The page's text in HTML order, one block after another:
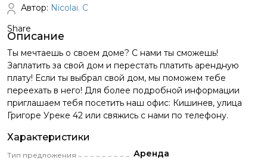
Описание
Ты мечтаешь о своем доме? С нами ты сможешь!
Заплатить за свой дом и перестать платить арендную
плату! Если ты выбрал свой дом, мы поможем тебе
переехать в него! Для более подробной информации
приглашаем тебя посетить наш офис: Кишинев, улица
Григоре Уреке 42 или свяжись с нами по телефону.
Характеристики
Тип предложения Аренда
Автор: Nicolai. C
Share